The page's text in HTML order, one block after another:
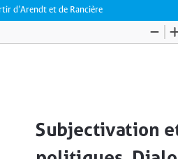
d’Arendt et de Rancière